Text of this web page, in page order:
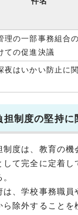
理の一部事務組合
ての促進決議
夜はいかい防止に
担制度の堅持に
度は、教育の機
て完全に定着し
は、学校事務職
ら除外することを